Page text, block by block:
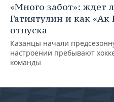
«Много забот»: ждет
Гатиятулин и как «Ак
отпуска
Казанцы начали
настроении пребывают
команды